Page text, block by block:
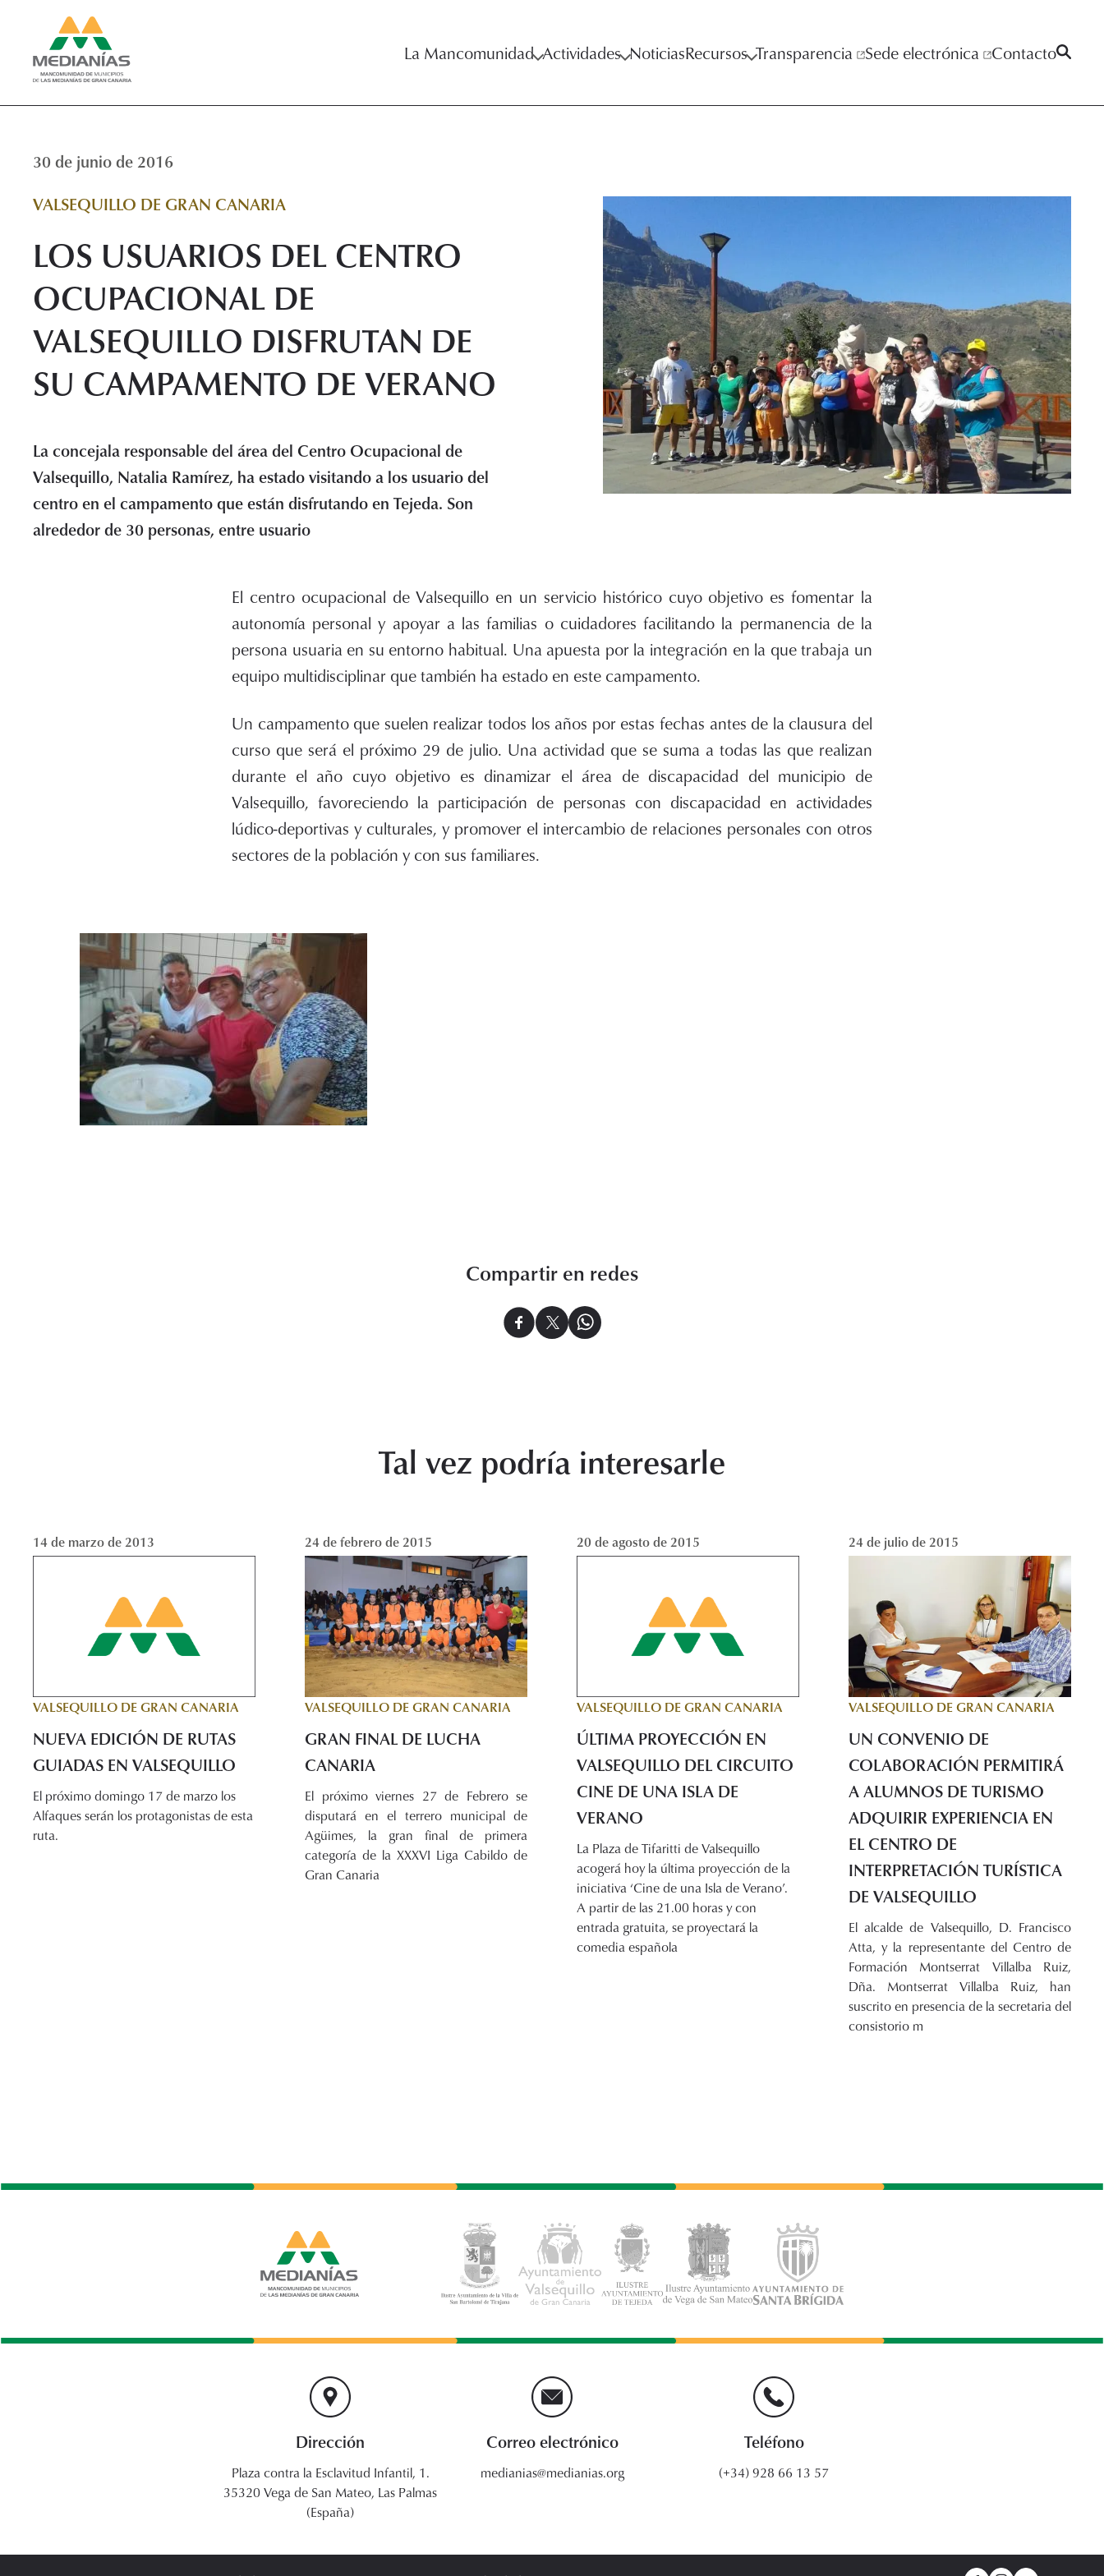
La Mancomunidad Actividades NoticiasRecursos Transparencia Sede electrónica Contacto
30 de junio de 2016
VALSEQUILLO DE GRAN CANARIA
LOS USUARIOS DEL CENTRO
OCUPACIONAL DE
VALSEQUILLO DISFRUTAN DE
SU CAMPAMENTO DE VERANO
La concejala responsable del área del Centro Ocupacional de
Valsequillo, Natalia Ramírez, ha estado visitando a los usuario del
centro en el campamento que están disfrutando en Tejeda. Son
alrededor de 30 personas, entre usuario
El centro ocupacional de Valsequillo en un servicio histórico cuyo objetivo es fomentar la
autonomía personal y apoyar a las familias o cuidadores facilitando la permanencia de la
persona usuaria en su entorno habitual. Una apuesta por la integración en la que trabaja un
equipo multidisciplinar que también ha estado en este campamento.
Un campamento que suelen realizar todos los años por estas fechas antes de la clausura del
curso que será el próximo 29 de julio. Una actividad que se suma a todas las que realizan
durante el año cuyo objetivo es dinamizar el área de discapacidad del municipio de
Valsequillo, favoreciendo la participación de personas con discapacidad en actividades
lúdico-deportivas y culturales, y promover el intercambio de relaciones personales con otros
sectores de la población y con sus familiares.
Compartir en redes
Tal vez podría interesarle
14 de marzo de 2013
VALSEQUILLO DE GRAN CANARIA
NUEVA EDICIÓN DE RUTAS
GUIADAS EN VALSEQUILLO
El próximo domingo 17 de marzo los
Alfaques serán los protagonistas de esta
ruta.
24 de febrero de 2015
VALSEQUILLO DE GRAN CANARIA
GRAN FINAL DE LUCHA
CANARIA
El próximo viernes 27 de Febrero se
disputará en el terrero municipal de
Agüimes, la gran final de primera
categoría de la XXXVI Liga Cabildo de
Gran Canaria
20 de agosto de 2015
VALSEQUILLO DE GRAN CANARIA
ÚLTIMA PROYECCIÓN EN
VALSEQUILLO DEL CIRCUITO
CINE DE UNA ISLA DE
VERANO
La Plaza de Tifaritti de Valsequillo
acogerá hoy la última proyección de la
iniciativa ‘Cine de una Isla de Verano’.
A partir de las 21.00 horas y con
entrada gratuita, se proyectará la
comedia española
24 de julio de 2015
VALSEQUILLO DE GRAN CANARIA
UN CONVENIO DE
COLABORACIÓN PERMITIRÁ
A ALUMNOS DE TURISMO
ADQUIRIR EXPERIENCIA EN
EL CENTRO DE
INTERPRETACIÓN TURÍSTICA
DE VALSEQUILLO
El alcalde de Valsequillo, D. Francisco
Atta, y la representante del Centro de
Formación Montserrat Villalba Ruiz,
Dña. Montserrat Villalba Ruiz, han
suscrito en presencia de la secretaria del
consistorio m
Dirección
Plaza contra la Esclavitud Infantil, 1.
35320 Vega de San Mateo, Las Palmas
(España)
Correo electrónico
medianias@medianias.org
Teléfono
(+34) 928 66 13 57